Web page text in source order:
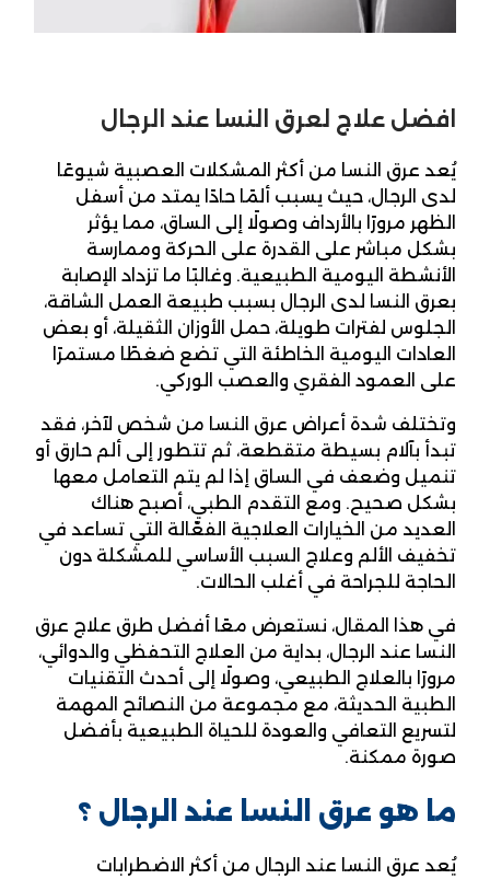
افضل علاج لعرق النسا عند الرجال
يُعد عرق النسا من أكثر المشكلات العصبية شيوعًا
لدى الرجال، حيث يسبب ألمًا حادًا يمتد من أسفل
الظهر مرورًا بالأرداف وصولًا إلى الساق، مما يؤثر
بشكل مباشر على القدرة على الحركة وممارسة
الأنشطة اليومية الطبيعية. وغالبًا ما تزداد الإصابة
بعرق النسا لدى الرجال بسبب طبيعة العمل الشاقة،
الجلوس لفترات طويلة، حمل الأوزان الثقيلة، أو بعض
العادات اليومية الخاطئة التي تضع ضغطًا مستمرًا
على العمود الفقري والعصب الوركي.
وتختلف شدة أعراض عرق النسا من شخص لآخر، فقد
تبدأ بآلام بسيطة متقطعة، ثم تتطور إلى ألم حارق أو
تنميل وضعف في الساق إذا لم يتم التعامل معها
بشكل صحيح. ومع التقدم الطبي، أصبح هناك
العديد من الخيارات العلاجية الفعّالة التي تساعد في
تخفيف الألم وعلاج السبب الأساسي للمشكلة دون
الحاجة للجراحة في أغلب الحالات.
في هذا المقال، نستعرض معًا أفضل طرق علاج عرق
النسا عند الرجال، بداية من العلاج التحفظي والدوائي،
مرورًا بالعلاج الطبيعي، وصولًا إلى أحدث التقنيات
الطبية الحديثة، مع مجموعة من النصائح المهمة
لتسريع التعافي والعودة للحياة الطبيعية بأفضل
صورة ممكنة.
ما هو عرق النسا عند الرجال ؟
يُعد عرق النسا عند الرجال من أكثر الاضطرابات